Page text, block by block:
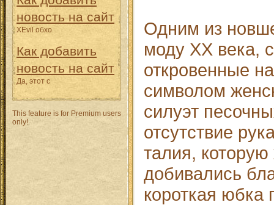
новость на сайт
XEvil обхо
Как добавить
новость на сайт
Да, этот с
This feature is for Premium users
only!
Одним из
моду XX века,
откровенные
символом
силуэт
отсутствие
талия,
добивались
короткая юбка